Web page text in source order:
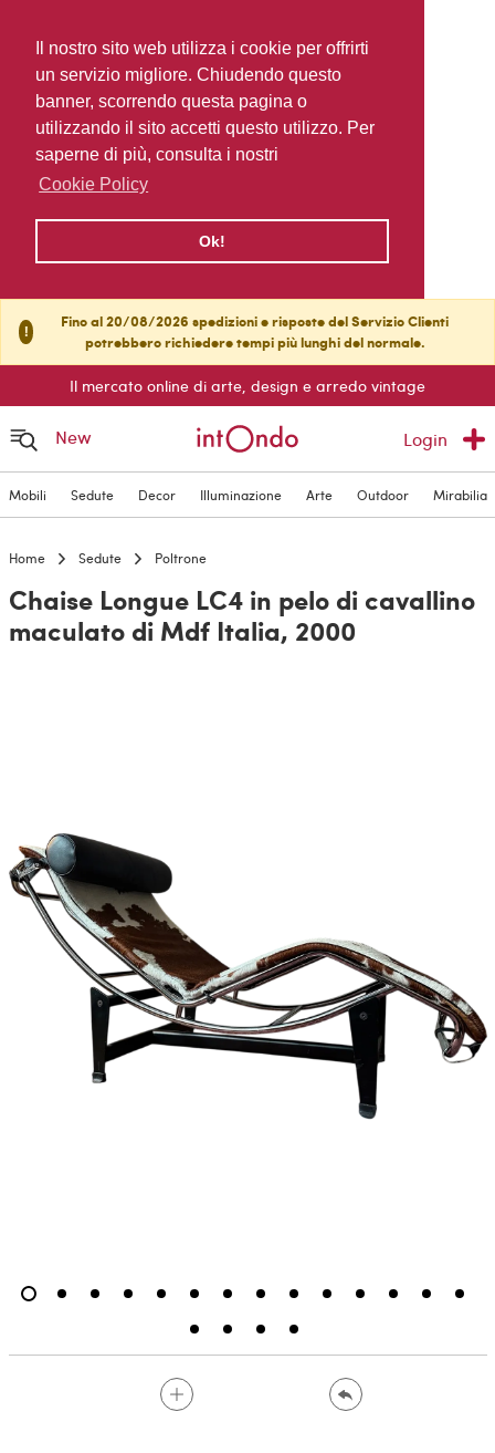
Il nostro sito web utilizza i cookie per offrirti
un servizio migliore. Chiudendo questo
banner, scorrendo questa pagina o
utilizzando il sito accetti questo utilizzo. Per
saperne di più, consulta i nostri
Cookie Policy
Ok!
!
Fino al 20/08/2026 spedizioni e risposte del Servizio Clienti
potrebbero richiedere tempi più lunghi del normale.
Il mercato online di arte, design e arredo vintage
New Login
Mobili Sedute Decor Illuminazione Arte Outdoor Mirabilia
Home Sedute Poltrone
Chaise Longue LC4 in pelo di cavallino
maculato di Mdf Italia, 2000